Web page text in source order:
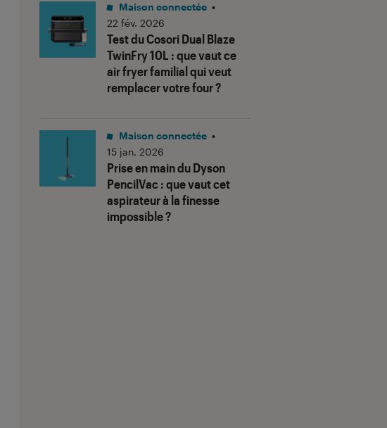
Test du Cosori Dual Blaze
TwinFry 10L : que vaut ce
air fryer familial qui veut
remplacer votre four ?
Maison connectée •
22 fév. 2026
Prise en main du Dyson
PencilVac : que vaut cet
aspirateur à la finesse
impossible ?
Maison connectée •
15 jan. 2026